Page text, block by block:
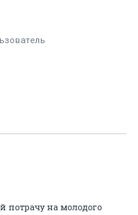
потрачу на молодого